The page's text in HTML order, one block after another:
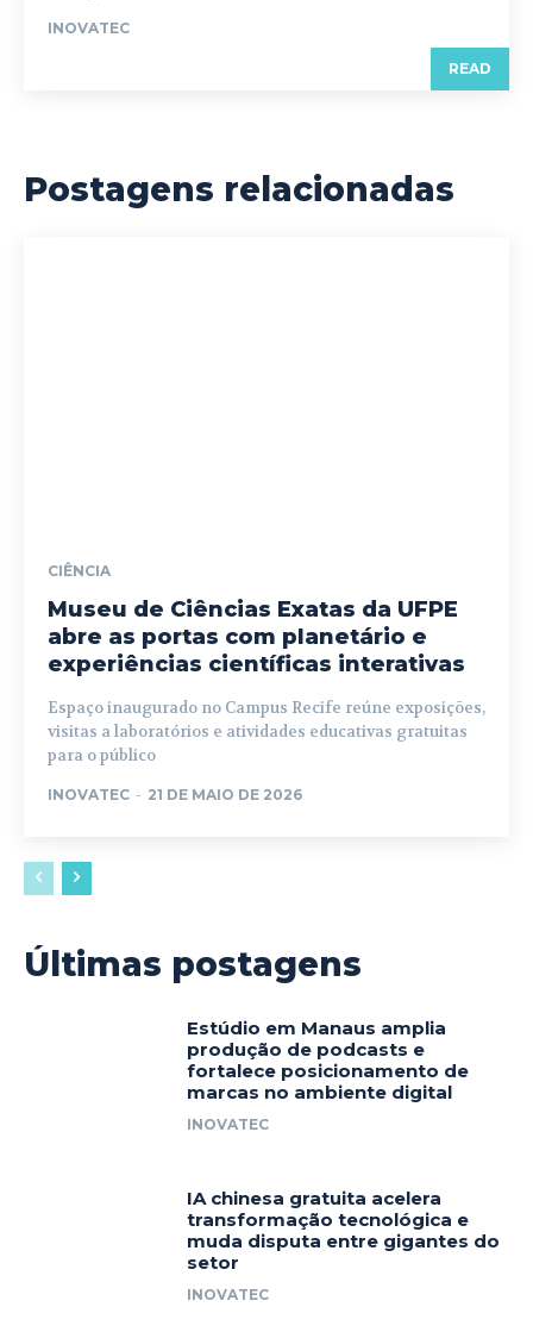
INOVATEC
READ
Postagens relacionadas
CIÊNCIA
Museu de Ciências Exatas da UFPE
abre as portas com planetário e
experiências científicas interativas
Espaço inaugurado no Campus Recife reúne exposições,
visitas a laboratórios e atividades educativas gratuitas
para o público
INOVATEC - 21 DE MAIO DE 2026
Últimas postagens
Estúdio em Manaus amplia
produção de podcasts e
fortalece posicionamento de
marcas no ambiente digital
INOVATEC
IA chinesa gratuita acelera
transformação tecnológica e
muda disputa entre gigantes do
setor
INOVATEC